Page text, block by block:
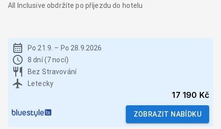
All Inclusive obdržíte po příjezdu do hotelu
Po 21.9. – Po 28.9.2026
8 dní (7 nocí)
Bez Stravování
Letecky
17 190 Kč
ZOBRAZIT NABÍDKU